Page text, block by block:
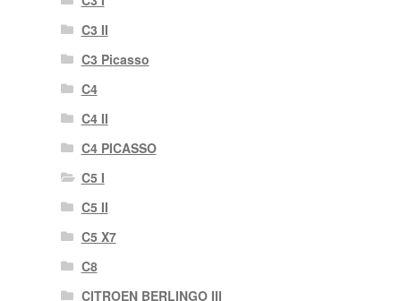
C3 II
C3 Picasso
C4
C4 II
C4 PICASSO
C5 I
C5 II
C5 X7
C8
CITROEN BERLINGO III